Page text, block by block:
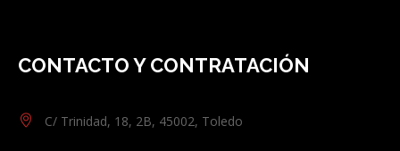
CONTACTO Y CONTRATACIÓN
C/ Trinidad, 18, 2B, 45002, Toledo